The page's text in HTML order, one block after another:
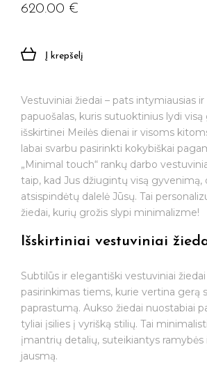
620.00 €
Į krepšelį
Vestuviniai žiedai – pats intymiausias ir
papuošalas, kuris sutuoktinius lydi visą
išskirtinei Meilės dienai ir visoms
labai svarbu pasirinkti kokybiškai
„Minimal touch“ rankų darbo
taip, kad Jus džiugintų visą gyvenimą,
atsispindėtų dalelė Jūsų. Tai
žiedai, kurių grožis slypi minimalizme!
Išskirtiniai vestuviniai
Subtilūs ir elegantiški vestuviniai
pasirinkimas tiems, kurie vertina gerą
paprastumą. Aukso žiedai nuostabiai
tyliai įsilies į vyrišką stilių. Tai
įmantrių detalių, suteikiantys ramybės
jausmą.
Jūsų el. paštas